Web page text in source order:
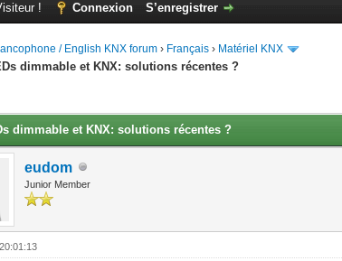
! Connexion S’enregistrer
/ English KNX forum › Français › Matériel KNX
dimmable et KNX: solutions récentes ?
dimmable et KNX: solutions récentes ?
eudom
Junior Member